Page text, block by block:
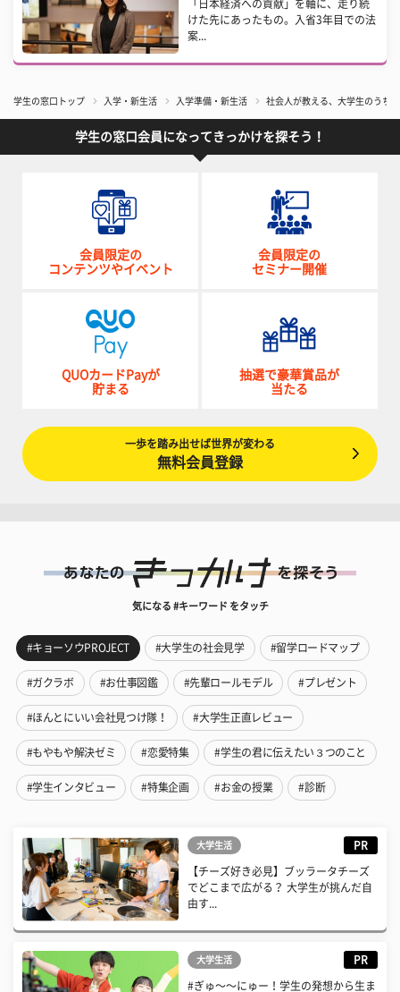
「日本経済への貢献」を軸に、走り続
けた先にあったもの。入省3年目での法
案...
学生の窓口トップ 入学・新生活 入学準備・新生活 社会人が教える、大学生のうち
学生の窓口会員になってきっかけを探そう！
会員限定の
コンテンツやイベント
会員限定の
セミナー開催
QUOカードPayが
貯まる
抽選で豪華賞品が
当たる
一歩を踏み出せば世界が変わる
無料会員登録
気になる #キーワード をタッチ
#キョーソウPROJECT #大学生の社会見学 #留学ロードマップ
#ガクラボ #お仕事図鑑 #先輩ロールモデル #プレゼント
#ほんとにいい会社見つけ隊！ #大学生正直レビュー
#もやもや解決ゼミ #恋愛特集 #学生の君に伝えたい３つのこと
#学生インタビュー #特集企画 #お金の授業 #診断
大学生活 PR
【チーズ好き必見】ブッラータチーズ
でどこまで広がる？ 大学生が挑んだ自
由す...
大学生活 PR
#ぎゅ〜〜にゅー！学生の発想から生ま